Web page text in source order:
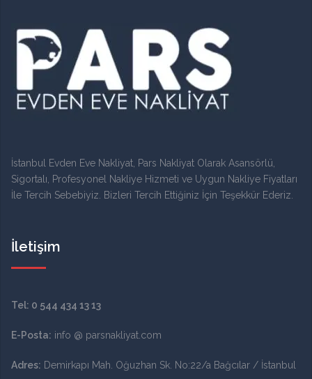
İstanbul Evden Eve Nakliyat, Pars Nakliyat Olarak Asansörlü,
Sigortalı, Profesyonel Nakliye Hizmeti ve Uygun Nakliye Fiyatları
İle Tercih Sebebiyiz. Bizleri Tercih Ettiğiniz İçin Teşekkür Ederiz.
İletişim
Tel: 0 544 434 13 13
E-Posta: info @ parsnakliyat.com
Adres: Demirkapı Mah. Oğuzhan Sk. No:22/a Bağcılar / İstanbul